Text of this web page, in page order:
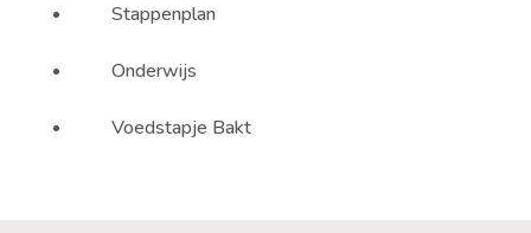
Stappenplan
Onderwijs
Voedstapje Bakt